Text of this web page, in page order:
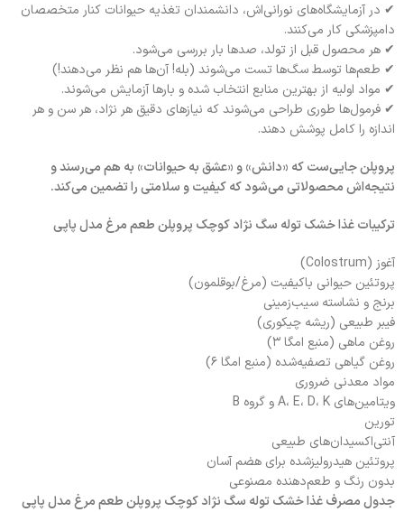
✔ در آزمایشگاه‌های نورانی‌اش، دانشمندان تغذیه حیوانات کنار متخصصان
دامپزشکی کار می‌کنند.
✔ هر محصول قبل از تولد، صدها بار بررسی می‌شود.
✔ طعم‌ها توسط سگ‌ها تست می‌شوند (بله! آن‌ها هم نظر می‌دهند!)
✔ مواد اولیه از بهترین منابع انتخاب شده و بارها آزمایش می‌شوند.
✔ فرمول‌ها طوری طراحی می‌شوند که نیازهای دقیق هر نژاد، هر سن و هر
اندازه را کامل پوشش دهند.
پروپلن جایی‌ست که «دانش» و «عشق به حیوانات» به هم می‌رسند و
نتیجه‌اش محصولاتی می‌شود که کیفیت و سلامتی را تضمین می‌کند.
ترکیبات غذا خشک توله سگ نژاد کوچک پروپلن طعم مرغ مدل پاپی
آغوز (Colostrum)
پروتئین حیوانی باکیفیت (مرغ/بوقلمون)
برنج و نشاسته سیب‌زمینی
فیبر طبیعی (ریشه چیکوری)
روغن ماهی (منبع امگا ۳)
روغن گیاهی تصفیه‌شده (منبع امگا ۶)
مواد معدنی ضروری
ویتامین‌های A، E، D، K و گروه B
تورین
آنتی‌اکسیدان‌های طبیعی
پروتئین هیدرولیزشده برای هضم آسان
بدون رنگ و طعم‌دهنده مصنوعی
جدول مصرف غذا خشک توله سگ نژاد کوچک پروپلن طعم مرغ مدل پاپی